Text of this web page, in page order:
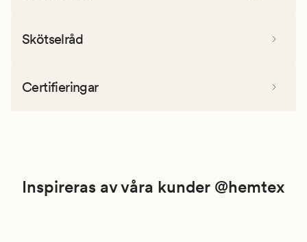
Skötselråd
Certifieringar
Inspireras av våra kunder @hemtex